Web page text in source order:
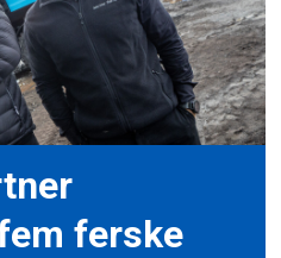
ferske